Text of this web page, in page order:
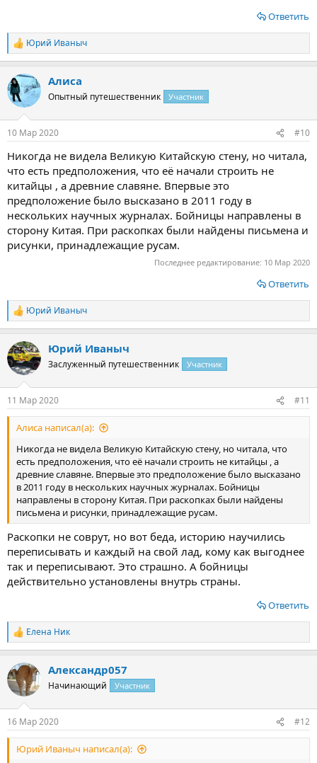
Ответить
Р
е
к
ц
и
Юрий Иваныч
Алиса
Опытный путешественник Участник
10 Мар 2020 #10
Никогда не видела Великую Китайскую стену, но читала,
что есть предположения, что её начали строить не
китайцы , а древние славяне. Впервые это
предположение было высказано в 2011 году в
нескольких научных журналах. Бойницы направлены в
сторону Китая. При раскопках были найдены письмена и
рисунки, принадлежащие русам.
Последнее редактирование: 10 Мар 2020
Ответить
Р
е
к
ц
и
Юрий Иваныч
Юрий Иваныч
Заслуженный путешественник Участник
11 Мар 2020 #11
Алиса написал(а):
Никогда не видела Великую Китайскую стену, но читала, что
есть предположения, что её начали строить не китайцы , а
древние славяне. Впервые это предположение было высказано
в 2011 году в нескольких научных журналах. Бойницы
направлены в сторону Китая. При раскопках были найдены
письмена и рисунки, принадлежащие русам.
Раскопки не соврут, но вот беда, историю научились
переписывать и каждый на свой лад, кому как выгоднее
так и переписывают. Это страшно. А бойницы
действительно установлены внутрь страны.
Ответить
Р
е
к
ц
и
Елена Ник
Александр057
Начинающий Участник
16 Мар 2020 #12
Юрий Иваныч написал(а):